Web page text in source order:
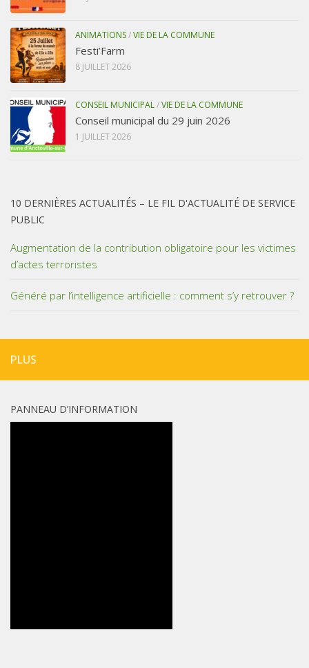
ANIMATIONS/VIE DE LA COMMUNE
Festi’Farm
8 JUILLET 2026
CONSEIL MUNICIPAL/VIE DE LA COMMUNE
Conseil municipal du 29 juin 2026
1 JUILLET 2026
10 DERNIÈRES ACTUALITÉS – LE FIL D'ACTUALITÉ DE SERVICE
PUBLIC
Augmentation de la contribution obligatoire pour les victimes
d’actes terroristes
Généré par l’intelligence artificielle : comment s’y retrouver ?
PLUS
PANNEAU D’INFORMATION